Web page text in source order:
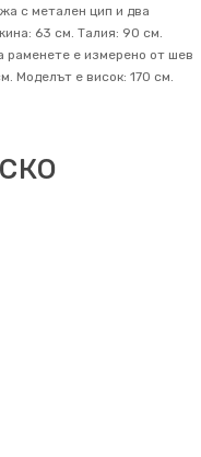
с метален цип и два
63 см. Талия: 90 см.
раменете е измерено от шев
Mоделът е висок: 170 см.